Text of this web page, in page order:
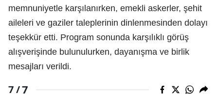
memnuniyetle karşılanırken, emekli askerler, şehit
aileleri ve gaziler taleplerinin dinlenmesinden dolayı
teşekkür etti. Program sonunda karşılıklı görüş
alışverişinde bulunulurken, dayanışma ve birlik
mesajları verildi.
7 /7